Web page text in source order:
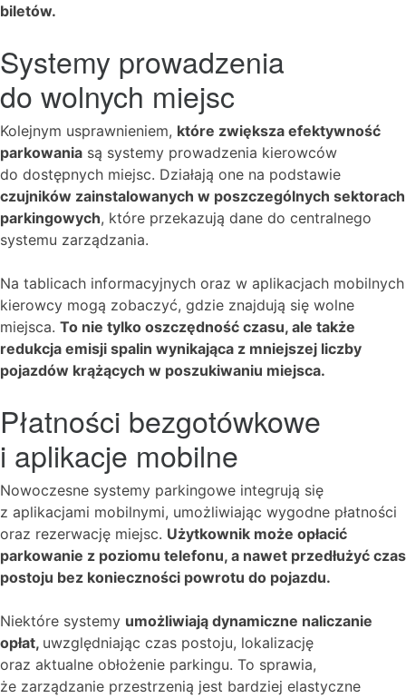
biletów.
Systemy prowadzenia
do wolnych miejsc
Kolejnym usprawnieniem, które zwiększa efektywność
parkowania są systemy prowadzenia kierowców
do dostępnych miejsc. Działają one na podstawie
czujników zainstalowanych w poszczególnych sektorach
parkingowych, które przekazują dane do centralnego
systemu zarządzania.
Na tablicach informacyjnych oraz w aplikacjach mobilnych
kierowcy mogą zobaczyć, gdzie znajdują się wolne
miejsca. To nie tylko oszczędność czasu, ale także
redukcja emisji spalin wynikająca z mniejszej liczby
pojazdów krążących w poszukiwaniu miejsca.
Płatności bezgotówkowe
i aplikacje mobilne
Nowoczesne systemy parkingowe integrują się
z aplikacjami mobilnymi, umożliwiając wygodne płatności
oraz rezerwację miejsc. Użytkownik może opłacić
parkowanie z poziomu telefonu, a nawet przedłużyć czas
postoju bez konieczności powrotu do pojazdu.
Niektóre systemy umożliwiają dynamiczne naliczanie
opłat, uwzględniając czas postoju, lokalizację
oraz aktualne obłożenie parkingu. To sprawia,
że zarządzanie przestrzenią jest bardziej elastyczne